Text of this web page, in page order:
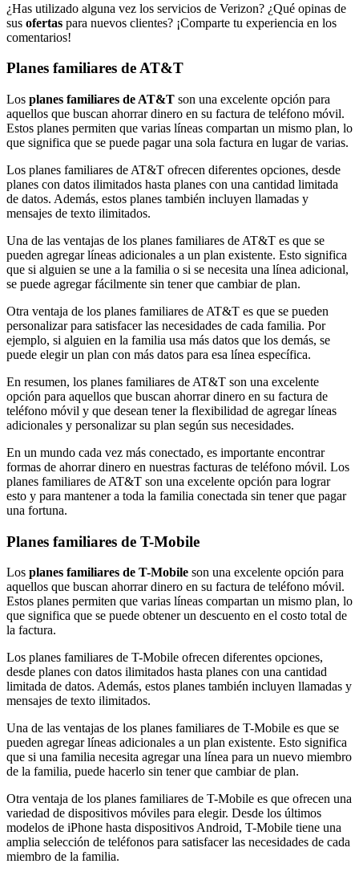
¿Has utilizado alguna vez los servicios de Verizon? ¿Qué opinas de
sus ofertas para nuevos clientes? ¡Comparte tu experiencia en los
comentarios!
Planes familiares de AT&T
Los planes familiares de AT&T son una excelente opción para
aquellos que buscan ahorrar dinero en su factura de teléfono móvil.
Estos planes permiten que varias líneas compartan un mismo plan, lo
que significa que se puede pagar una sola factura en lugar de varias.
Los planes familiares de AT&T ofrecen diferentes opciones, desde
planes con datos ilimitados hasta planes con una cantidad limitada
de datos. Además, estos planes también incluyen llamadas y
mensajes de texto ilimitados.
Una de las ventajas de los planes familiares de AT&T es que se
pueden agregar líneas adicionales a un plan existente. Esto significa
que si alguien se une a la familia o si se necesita una línea adicional,
se puede agregar fácilmente sin tener que cambiar de plan.
Otra ventaja de los planes familiares de AT&T es que se pueden
personalizar para satisfacer las necesidades de cada familia. Por
ejemplo, si alguien en la familia usa más datos que los demás, se
puede elegir un plan con más datos para esa línea específica.
En resumen, los planes familiares de AT&T son una excelente
opción para aquellos que buscan ahorrar dinero en su factura de
teléfono móvil y que desean tener la flexibilidad de agregar líneas
adicionales y personalizar su plan según sus necesidades.
En un mundo cada vez más conectado, es importante encontrar
formas de ahorrar dinero en nuestras facturas de teléfono móvil. Los
planes familiares de AT&T son una excelente opción para lograr
esto y para mantener a toda la familia conectada sin tener que pagar
una fortuna.
Planes familiares de T-Mobile
Los planes familiares de T-Mobile son una excelente opción para
aquellos que buscan ahorrar dinero en su factura de teléfono móvil.
Estos planes permiten que varias líneas compartan un mismo plan, lo
que significa que se puede obtener un descuento en el costo total de
la factura.
Los planes familiares de T-Mobile ofrecen diferentes opciones,
desde planes con datos ilimitados hasta planes con una cantidad
limitada de datos. Además, estos planes también incluyen llamadas y
mensajes de texto ilimitados.
Una de las ventajas de los planes familiares de T-Mobile es que se
pueden agregar líneas adicionales a un plan existente. Esto significa
que si una familia necesita agregar una línea para un nuevo miembro
de la familia, puede hacerlo sin tener que cambiar de plan.
Otra ventaja de los planes familiares de T-Mobile es que ofrecen una
variedad de dispositivos móviles para elegir. Desde los últimos
modelos de iPhone hasta dispositivos Android, T-Mobile tiene una
amplia selección de teléfonos para satisfacer las necesidades de cada
miembro de la familia.